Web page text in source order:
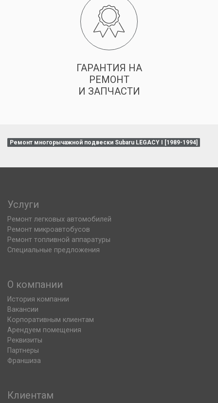
ГАРАНТИЯ НА
РЕМОНТ
И ЗАПЧАСТИ
Ремонт многорычажной подвески Subaru LEGACY I [1989-1994]
Услуги
Ремонт легковых автомобилей
Ремонт микроавтобусов
Ремонт топливной аппаратуры
Специальные предложения
О компании
История компании
Вакансии
Корпоративным клиентам
Арендуем помещения
Реквизиты
Партнеры
Франшиза
Клиентам